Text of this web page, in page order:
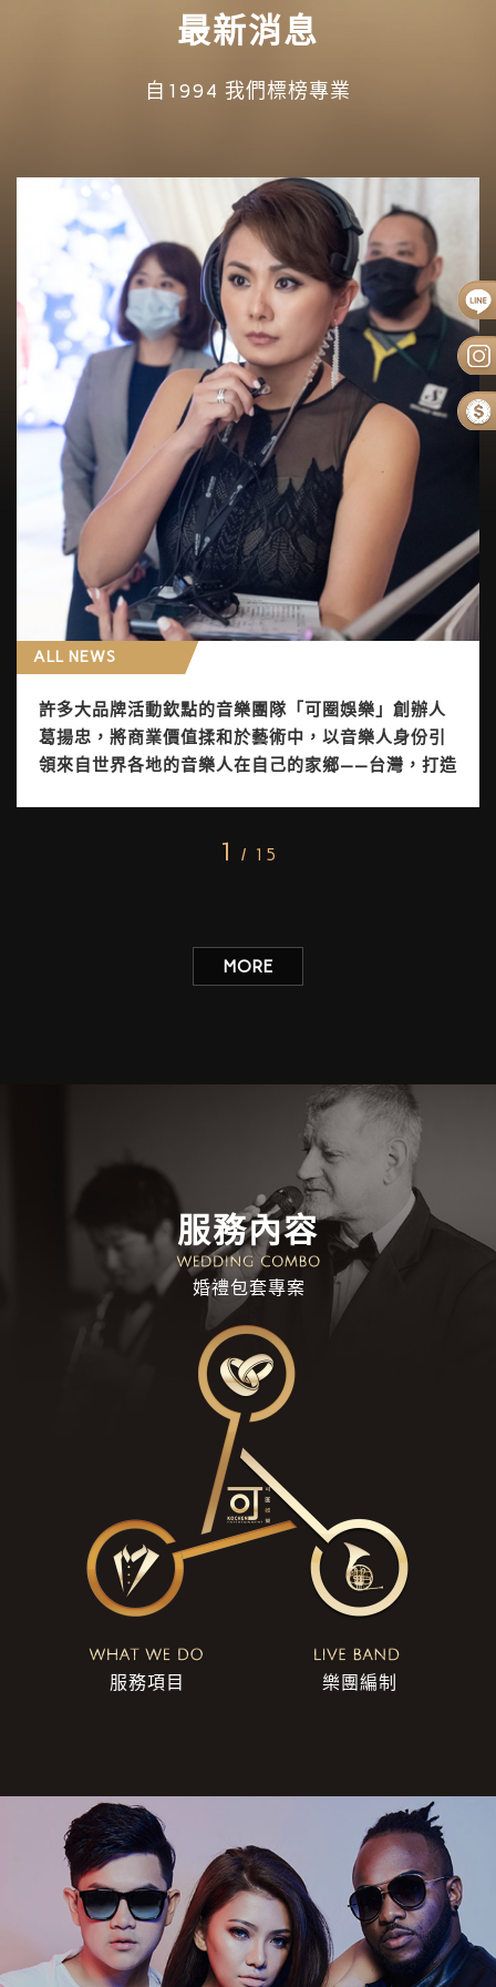
最新消息
自1994 我們標榜專業
ALL NEWS
許多大品牌活動欽點的音樂團隊「可圈娛樂」創辦人
葛揚忠，將商業價值揉和於藝術中，以音樂人身份引
領來自世界各地的音樂人在自己的家鄉——台灣，打造
1 / 15
MORE
服務內容
婚禮包套專案
服務項目 樂團編制